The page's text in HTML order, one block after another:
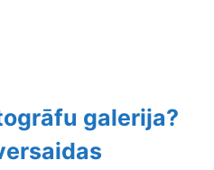
galerija?